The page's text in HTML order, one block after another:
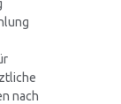
nach